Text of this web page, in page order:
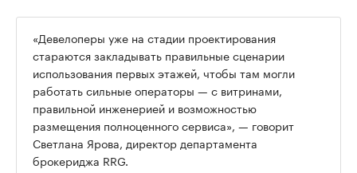
00:00
«Девелоперы уже на стадии проектирования
стараются закладывать правильные сценарии
использования первых этажей, чтобы там могли
работать сильные операторы — с витринами,
правильной инженерией и возможностью
размещения полноценного сервиса», — говорит
Светлана Ярова, директор департамента
брокериджа RRG.